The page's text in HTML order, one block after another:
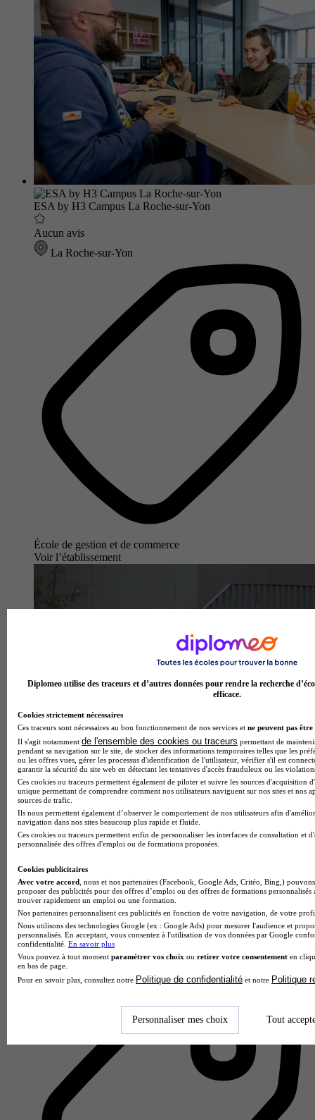
ESA by H3 Campus La Roche-sur-Yon
Aucun avis
La Roche-sur-Yon
École de gestion et de commerce
Voir l’établissement
CNAM Pays-de-la-Loire - Nantes
Aucun avis
Nantes
Diplomeo utilise des traceurs et d’autres données pour rendre la recherche
efficace.
Cookies strictement nécessaires
Ces traceurs sont nécessaires au bon fonctionnement de nos services et ne peuvent pas être
Il s'agit notamment de l'ensemble des cookies ou traceurs permettant de
pendant sa navigation sur le site, de stocker des informations temporaires telles que les
ou les offres vues, gérer les processus d'identification de l'utilisateur, vérifier s'il est
garantir la sécurité du site web en détectant les tentatives d'accès frauduleux ou les
Ces cookies ou traceurs permettent également de piloter et suivre les sources d'acquisition
unique permettant de comprendre comment nos utilisateurs naviguent sur nos sites et nos
sources de trafic.
Ils nous permettent également d’observer le comportement de nos utilisateurs afin
navigation dans nos sites beaucoup plus rapide et fluide.
Ces cookies ou traceurs permettent enfin de personnaliser les interfaces de consultation et
personnalisée des offres d'emploi ou de formations proposées.
Cookies publicitaires
Avec votre accord , nous et nos partenaires (Facebook, Google Ads, Critéo, Bing,)
proposer des publicités pour des offres d’emploi ou des offres de formations
trouver rapidement un emploi ou une formation.
Nos partenaires personnalisent ces publicités en fonction de votre navigation, de votre
Nous utilisons des technologies Google (ex : Google Ads) pour mesurer l'audience et
personnalisés. En acceptant, vous consentez à l'utilisation de vos données par Google
confidentialité. En savoir plus
Vous pouvez à tout moment paramétrer vos choix ou retirer votre consentement en
en bas de page.
Pour en savoir plus, consultez notre Politique de confidentialité et notre Politique
Personnaliser mes choix Tout